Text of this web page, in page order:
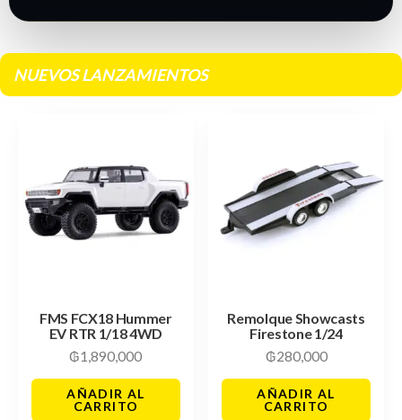
NUEVOS LANZAMIENTOS
FMS FCX18 Hummer
EV RTR 1/18 4WD
₲1,890,000
AÑADIR AL
CARRITO
Remolque Showcasts
Firestone 1/24
₲280,000
AÑADIR AL
CARRITO